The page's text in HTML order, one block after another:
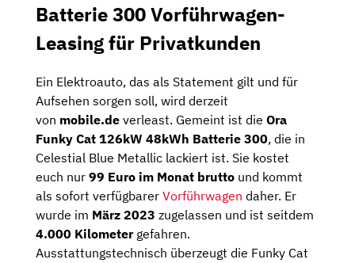
Batterie 300 Vorführwagen-
Leasing für Privatkunden
Ein Elektroauto, das als Statement gilt und für
Aufsehen sorgen soll, wird derzeit
von mobile.de verleast. Gemeint ist die Ora
Funky Cat 126kW 48kWh Batterie 300, die in
Celestial Blue Metallic lackiert ist. Sie kostet
euch nur 99 Euro im Monat brutto und kommt
als sofort verfügbarer Vorführwagen daher. Er
wurde im März 2023 zugelassen und ist seitdem
4.000 Kilometergefahren.
Ausstattungstechnisch überzeugt die Funky Cat